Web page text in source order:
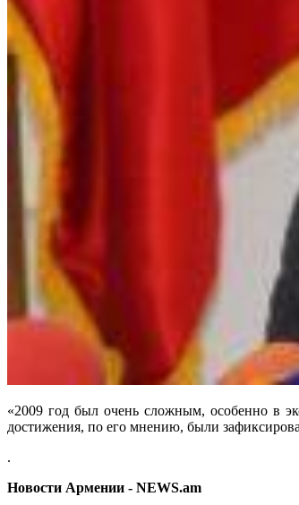
«2009 год был очень сложным, особенно в
достижения, по его мнению, были
.
Новости Армении - NEWS.am